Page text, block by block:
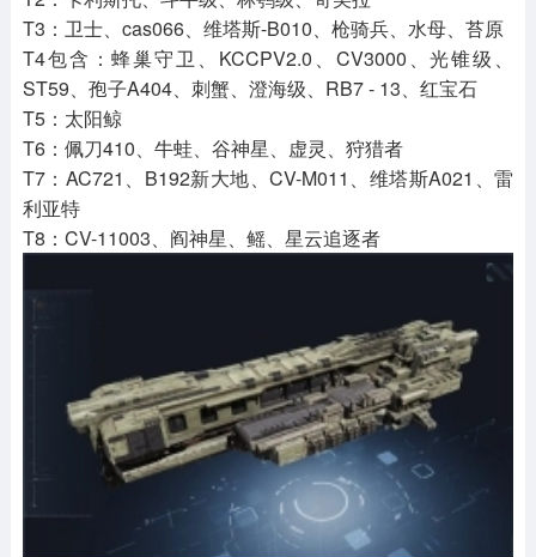
T3：卫士、cas066、维塔斯-B010、枪骑兵、水母、苔原
T4包含：蜂巢守卫、KCCPV2.0、CV3000、光锥级、
ST59、孢子A404、刺蟹、澄海级、RB7 - 13、红宝石
T5：太阳鲸
T6：佩刀410、牛蛙、谷神星、虚灵、狩猎者
T7：AC721、B192新大地、CV-M011、维塔斯A021、雷
利亚特
T8：CV-11003、阎神星、鳐、星云追逐者